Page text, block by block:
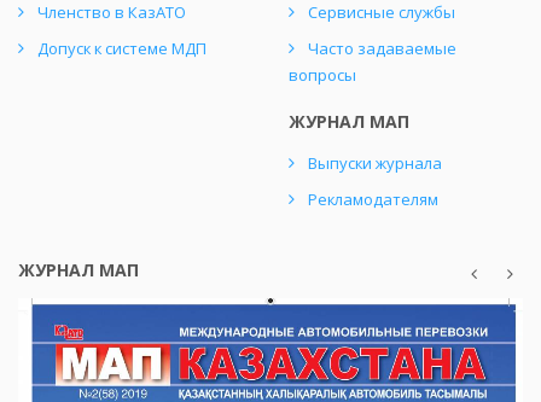
Членство в КазАТО
Допуск к системе МДП
Сервисные службы
Часто задаваемые
вопросы
ЖУРНАЛ МАП
Выпуски журнала
Рекламодателям
ЖУРНАЛ МАП